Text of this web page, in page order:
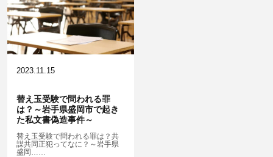
略取・誘拐・人身売買
業務妨害
淫行・援助交際
公然わいせつ，わいせつ物頒布，淫
児童ポルノ・リベンジポルノ
横領 背任
危険ドラッグ
無免許運転
危険運転行為等
犯罪収益移転防止法違反
ストーカー事件
知財財産と刑事事件…動画の違法ダ
ウンロード・視聴、無断転載等
2023.11.15
替え玉受験で問われる罪
は？～岩手県盛岡市で起き
た私文書偽造事件～
替え玉受験で問われる罪は？共
謀共同正犯ってなに？～岩手県
盛岡……